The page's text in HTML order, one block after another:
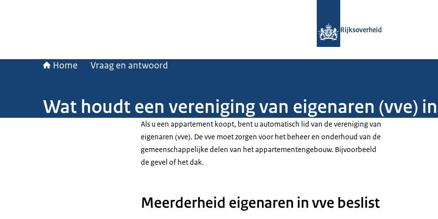
Rijksoverheid
Home Vraag en antwoord
Wat houdt een vereniging van eigenaren (vve)
Als u een appartement koopt, bent u automatisch lid van de vereniging van
eigenaren (vve). De vve moet zorgen voor het beheer en onderhoud van de
gemeenschappelijke delen van het appartementengebouw. Bijvoorbeeld
de gevel of het dak.
Meerderheid eigenaren in vve beslist